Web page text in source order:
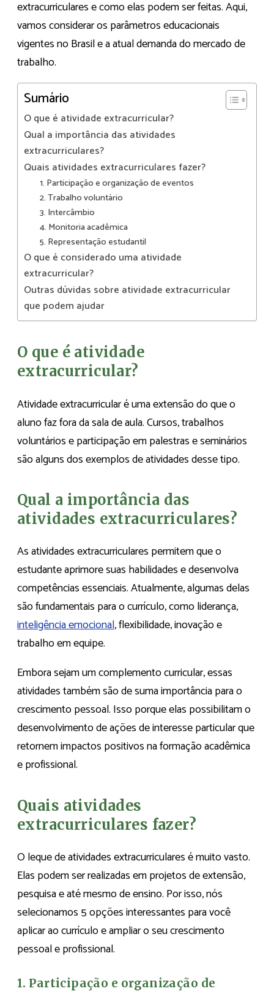
extracurriculares e como elas podem ser feitas. Aqui,
vamos considerar os parâmetros educacionais
vigentes no Brasil e a atual demanda do mercado de
trabalho.
Sumário
O que é atividade extracurricular?
Qual a importância das atividades
extracurriculares?
Quais atividades extracurriculares fazer?
1. Participação e organização de eventos
2. Trabalho voluntário
3. Intercâmbio
4. Monitoria acadêmica
5. Representação estudantil
O que é considerado uma atividade
extracurricular?
Outras dúvidas sobre atividade extracurricular
que podem ajudar
O que é atividade
extracurricular?
Atividade extracurricular é uma extensão do que o
aluno faz fora da sala de aula. Cursos, trabalhos
voluntários e participação em palestras e seminários
são alguns dos exemplos de atividades desse tipo.
Qual a importância das
atividades extracurriculares?
As atividades extracurriculares permitem que o
estudante aprimore suas habilidades e desenvolva
competências essenciais. Atualmente, algumas delas
são fundamentais para o currículo, como liderança,
inteligência emocional, flexibilidade, inovação e
trabalho em equipe.
Embora sejam um complemento curricular, essas
atividades também são de suma importância para o
crescimento pessoal. Isso porque elas possibilitam o
desenvolvimento de ações de interesse particular que
retornem impactos positivos na formação acadêmica
e profissional.
Quais atividades
extracurriculares fazer?
O leque de atividades extracurriculares é muito vasto.
Elas podem ser realizadas em projetos de extensão,
pesquisa e até mesmo de ensino. Por isso, nós
selecionamos 5 opções interessantes para você
aplicar ao currículo e ampliar o seu crescimento
pessoal e profissional.
1. Participação e organização de